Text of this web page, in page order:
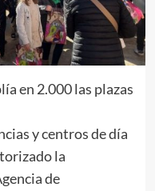
en 2.000 las plazas
y centros de día
la
de